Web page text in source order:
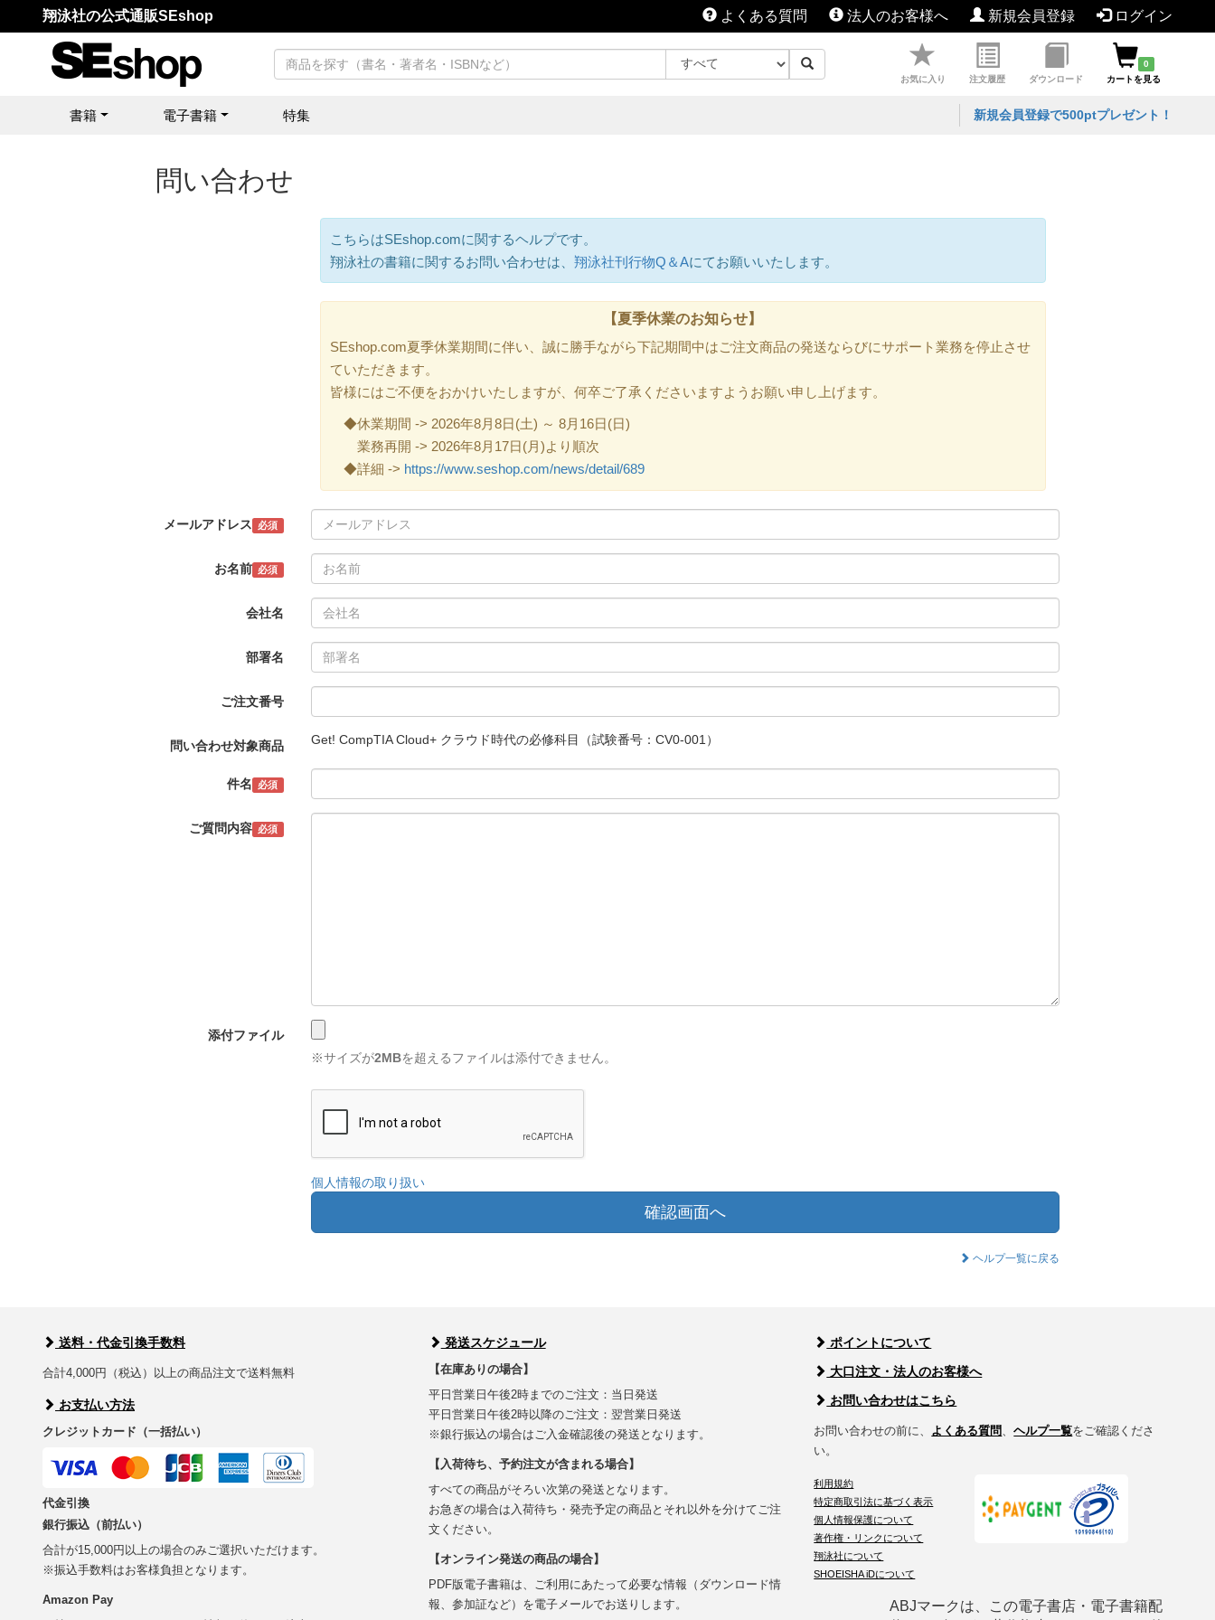
翔泳社の公式通販SEshop よくある質問 法人のお客様へ 新規会員登録 ログイン
お気に入り 注文履歴 ダウンロード
0
カートを見る
書籍 電子書籍 特集 新規会員登録で500ptプレゼント！
問い合わせ
こちらはSEshop.comに関するヘルプです。
翔泳社の書籍に関するお問い合わせは、 翔泳社刊行物Q＆Aにてお願いいたします。
【夏季休業のお知らせ】
SEshop.com夏季休業期間に伴い、誠に勝手ながら下記期間中はご注文商品の発送ならびにサポート業務を停止させ
ていただきます。
皆様にはご不便をおかけいたしますが、何卒ご了承くださいますようお願い申し上げます。
◆休業期間 -> 2026年8月8日(土) ～ 8月16日(日)
業務再開 -> 2026年8月17日(月)より順次
◆詳細 -> https://www.seshop.com/news/detail/689
メールアドレス 必須
お名前 必須
会社名
部署名
ご注文番号
問い合わせ対象商品 Get! CompTIA Cloud+ クラウド時代の必修科目（試験番号：CV0-001）
件名 必須
ご質問内容 必須
添付ファイル
※サイズが2MBを超えるファイルは添付できません。
個人情報の取り扱い
確認画面へ
ヘルプ一覧に戻る
送料・代金引換手数料
合計4,000円（税込）以上の商品注文で送料無料
お支払い方法
クレジットカード（一括払い）
代金引換
銀行振込（前払い）
合計が15,000円以上の場合のみご選択いただけます。
※振込手数料はお客様負担となります。
Amazon Pay
発送スケジュール
【在庫ありの場合】
平日営業日午後2時までのご注文：当日発送
平日営業日午後2時以降のご注文：翌営業日発送
※銀行振込の場合はご入金確認後の発送となります。
【入荷待ち、予約注文が含まれる場合】
すべての商品がそろい次第の発送となります。
お急ぎの場合は入荷待ち・発売予定の商品とそれ以外を分けてご注
文ください。
【オンライン発送の商品の場合】
PDF版電子書籍は、ご利用にあたって必要な情報（ダウンロード情
報、参加証など）を電子メールでお送りします。
ポイントについて
大口注文・法人のお客様へ
お問い合わせはこちら
お問い合わせの前に、 よくある質問、ヘルプ一覧をご確認くださ
い。
利用規約
特定商取引法に基づく表示
個人情報保護について
著作権・リンクについて
翔泳社について
SHOEISHA iDについて
ABJマークは、この電子書店・電子書籍配